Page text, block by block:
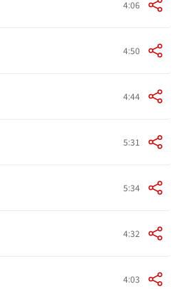
4:06
4:50
4:44
5:31
5:34
4:32
4:03